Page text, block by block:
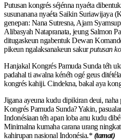
Putusan kongrés séjénna nyaéta
susunanana nyaéta Saikin Suriawijaya
genepan: Nana Sutresna, Ajam
Alibasyah Natapranata, jeung Salmon
ditugaskeun ngabentuk Dewan
pikeun ngalaksanakeun sakurputusan
Hanjakal Kongrés Pamuda Sunda téh
padahal ti awalna kénéh ogé geus
kongrés kahiji. Cindekna, bakal aya
Jigana ayeuna kudu dipikiran deui,
Kongrés Pamuda Sunda? Yakin,
Indonésiaan téh apan loba anu kudu
Minimalna kumaha carana urang
kahirupan nasional Indonésia.* (tamat)